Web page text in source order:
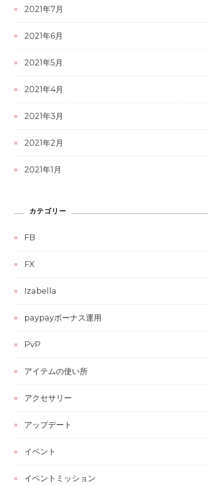
2021年7月
2021年6月
2021年5月
2021年4月
2021年3月
2021年2月
2021年1月
カテゴリー
FB
FX
Izabella
paypayボーナス運用
PvP
アイテムの使い所
アクセサリー
アップデート
イベント
イベントミッション